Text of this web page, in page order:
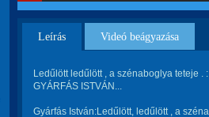
Leírás Videó beágyazása
Ledűlött ledűlött , a szénaboglya teteje .
GYÁRFÁS ISTVÁN...
Gyárfás István:Ledűlött, ledűlött , a